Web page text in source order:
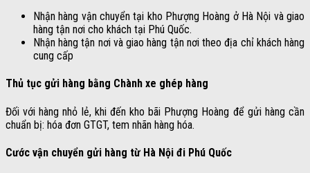
Nhận hàng vận chuyển tại kho Phượng Hoàng ở Hà Nội và giao
hàng tận nơi cho khách tại Phú Quốc.
Nhận hàng tận nơi và giao hàng tận nơi theo địa chỉ khách hàng
cung cấp
Thủ tục gửi hàng bằng Chành xe ghép hàng
Đối với hàng nhỏ lẻ, khi đến kho bãi Phượng Hoàng để gửi hàng cần
chuẩn bị: hóa đơn GTGT, tem nhãn hàng hóa.
Cước vận chuyển gửi hàng từ Hà Nội đi Phú Quốc